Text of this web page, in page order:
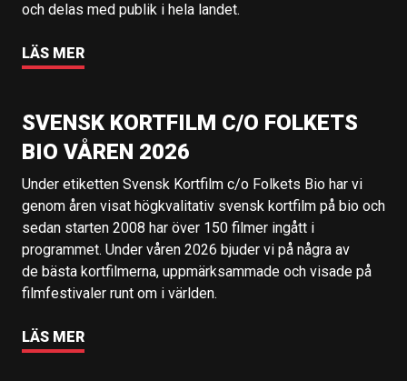
och delas med publik i hela landet.
LÄS MER
SVENSK KORTFILM C/O FOLKETS
BIO VÅREN 2026
Under etiketten Svensk Kortfilm c/o Folkets Bio har vi
genom åren visat högkvalitativ svensk kortfilm på bio och
sedan starten 2008 har över 150 filmer ingått i
programmet. Under våren 2026 bjuder vi på några av
de bästa kortfilmerna, uppmärksammade och visade på
filmfestivaler runt om i världen.
LÄS MER